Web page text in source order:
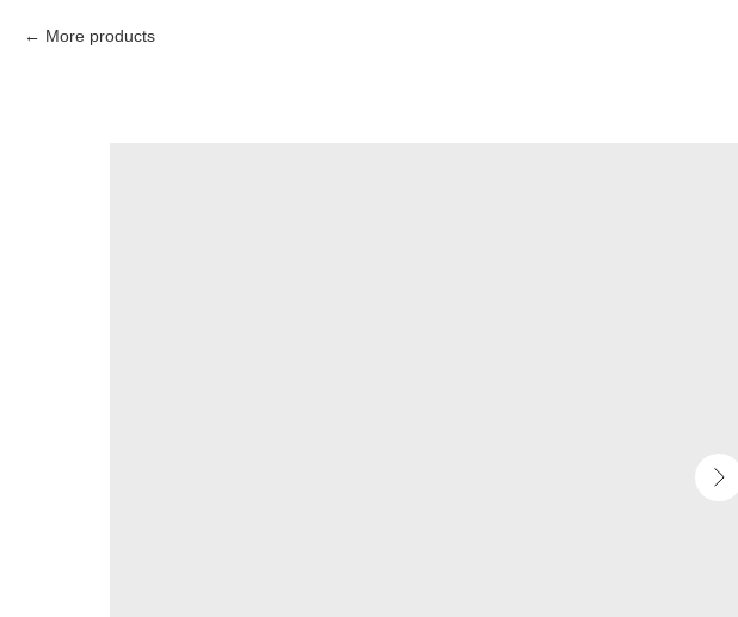
More products